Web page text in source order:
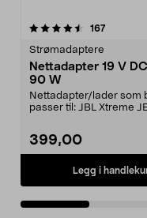
167
Strømadaptere
Nettadapter 19 V
90 W
Nettadapter/lader som
passer til: JBL Xtreme
399,00
Legg i
4.0 av 5 stjerner